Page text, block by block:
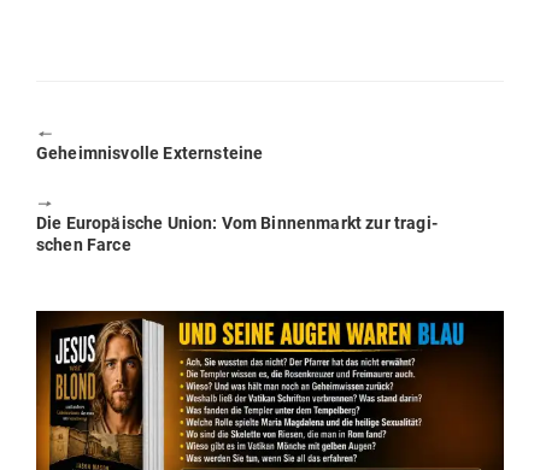
🠔
Previous
Geheim­nis­volle Externsteine
🠖
Next
post:
Die Euro­päische Union: Vom Bin­nen­markt zur tra­gi­
schen Farce